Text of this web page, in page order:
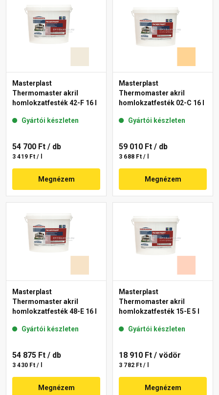
Masterplast
Thermomaster akril
homlokzatfesték 42-F 16 l
Gyártói készleten
54 700 Ft / db
3 419 Ft / l
Megnézem
Masterplast
Thermomaster akril
homlokzatfesték 02-C 16 l
Gyártói készleten
59 010 Ft / db
3 688 Ft / l
Megnézem
Masterplast
Thermomaster akril
homlokzatfesték 48-E 16 l
Gyártói készleten
54 875 Ft / db
3 430 Ft / l
Megnézem
Masterplast
Thermomaster akril
homlokzatfesték 15-E 5 l
Gyártói készleten
18 910 Ft / vödör
3 782 Ft / l
Megnézem